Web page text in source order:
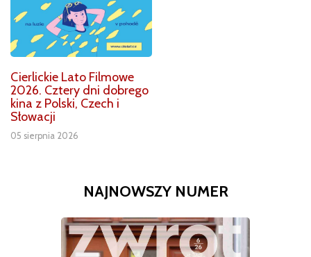
Cierlickie Lato Filmowe
2026. Cztery dni dobrego
kina z Polski, Czech i
Słowacji
05 sierpnia 2026
NAJNOWSZY NUMER